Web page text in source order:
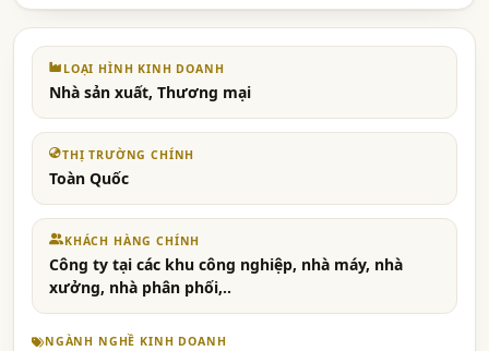
LOẠI HÌNH KINH DOANH
Nhà sản xuất, Thương mại
THỊ TRƯỜNG CHÍNH
Toàn Quốc
KHÁCH HÀNG CHÍNH
Công ty tại các khu công nghiệp, nhà máy, nhà
xưởng, nhà phân phối,..
NGÀNH NGHỀ KINH DOANH